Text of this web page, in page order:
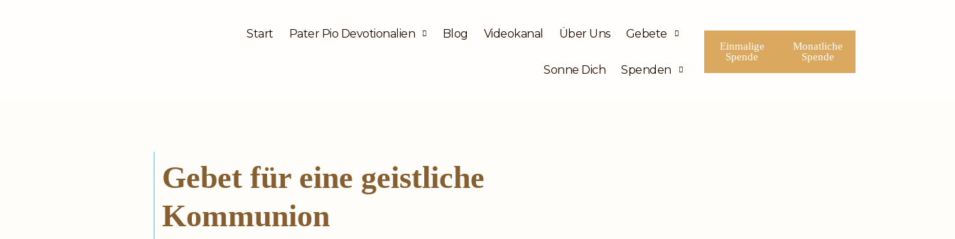
Start Pater Pio Devotionalien Blog Videokanal Über Uns Gebete
Sonne Dich Spenden
Einmalige
Spende
Monatliche
Spende
Gebet für eine geistliche
Kommunion